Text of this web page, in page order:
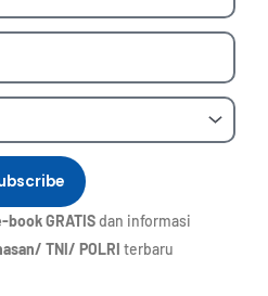
book GRATISdan informasi
TNI/ POLRI terbaru